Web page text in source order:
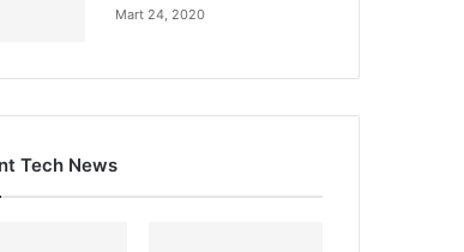
Mart 24, 2020
Tech News